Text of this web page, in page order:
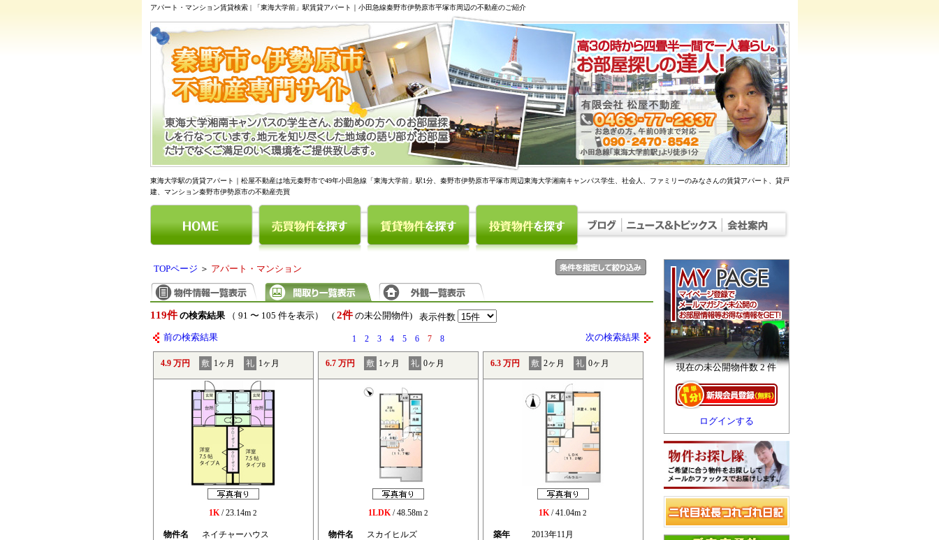
アパート・マンション賃貸検索 | 「東海大学前」駅賃貸アパート｜小田急線秦野市伊勢原市平塚市周辺の不動産のご紹介
東海大学駅の賃貸アパート｜松屋不動産は地元秦野市で49年小田急線「東海大学前」駅1分、秦野市伊勢原市平塚市周辺東海大学湘南キャンパス学生、社会人、ファミリーのみなさんの賃貸アパート、貸戸
建、マンション秦野市伊勢原市の不動産売買
現在の未公開物件数 2 件
ログインする
TOPページ ＞ アパート・マンション
119件 の検索結果（ 91 〜 105 件を表示） ( 2件の未公開物件) 表示件数
前の検索結果 1 2 3 4 5 6 7 8 次の検索結果
4.9 万円 敷 1ヶ月 礼 1ヶ月
1K/ 23.14m 2
物件名
ネイチャーハウス
6.7 万円 敷 1ヶ月 礼 0ヶ月
1LDK/ 48.58m 2
物件名
スカイヒルズ
6.3 万円 敷 2ヶ月 礼 0ヶ月
1K/ 41.04m 2
築年
2013年11月